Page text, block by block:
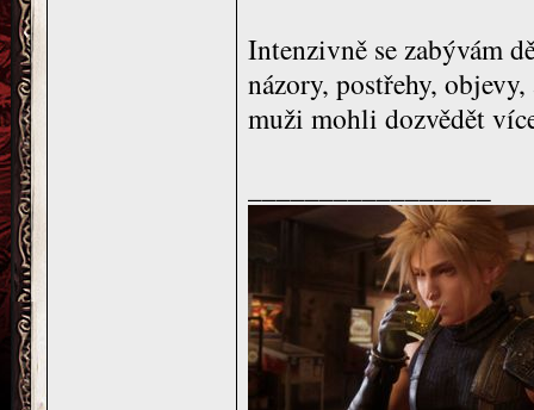
Intenzivně se zabývám
názory, postřehy,
muži mohli dozvědět